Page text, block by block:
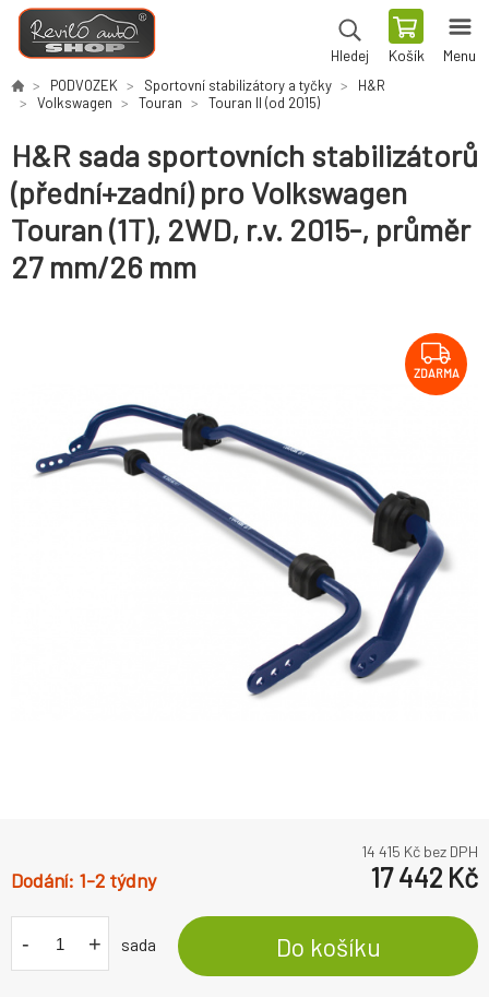
Hledej Košík Menu
PODVOZEK Sportovní stabilizátory a tyčky
H&R
Volkswagen
Touran Touran II (od 2015)
H&R sada sportovních stabilizátorů
(přední+zadní) pro Volkswagen
Touran (1T), 2WD, r.v. 2015-, průměr
27 mm/26 mm
ZDARMA
14 415 Kč bez DPH
1-2 týdny 17 442 Kč
- + sada Do košíku